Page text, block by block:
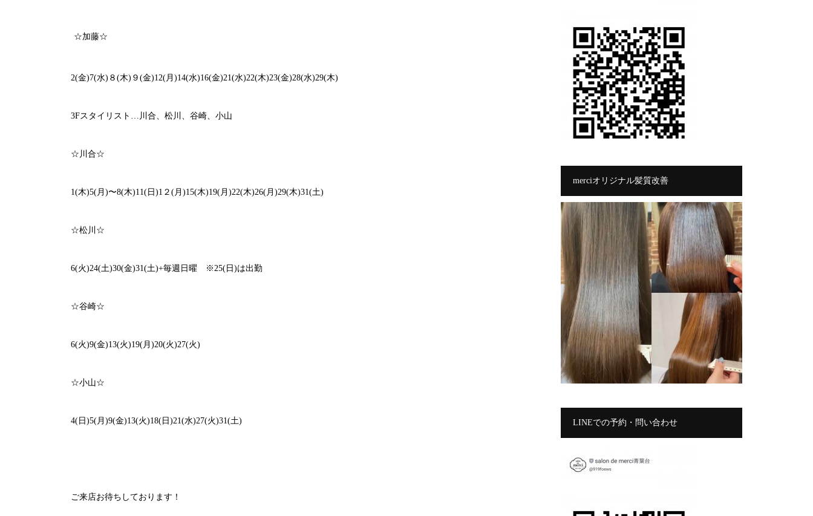
☆加藤☆
2(金)7(水)８(木)９(金)12(月)14(水)16(金)21(水)22(木)23(金)28(水)29(木)
3Fスタイリスト … 川合、松川、谷崎、小山
☆ 川合☆
1(木)5(月)〜8(木)11(日)1２(月)15(木)19(月)22(木)26(月)29(木)31(土)
☆松川 ☆
6(火)24(土)30(金)31(土)+毎週日曜 ※25(日)は出勤
☆谷崎☆
6(火)9(金)13(火)19(月)20(火)27(火)
☆小山☆
4(日)5(月)9(金)13(火)18(日)21(水)27(火)31(土)
ご来店お待ちしております！
merciオリジナル髪質改善
LINEでの予約・問い合わせ